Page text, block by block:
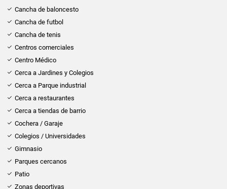
Cancha de baloncesto
Cancha de futbol
Cancha de tenis
Centros comerciales
Centro Médico
Cerca a Jardines y Colegios
Cerca a Parque industrial
Cerca a restaurantes
Cerca a tiendas de barrio
Cochera / Garaje
Colegios / Universidades
Gimnasio
Parques cercanos
Patio
Zonas deportivas